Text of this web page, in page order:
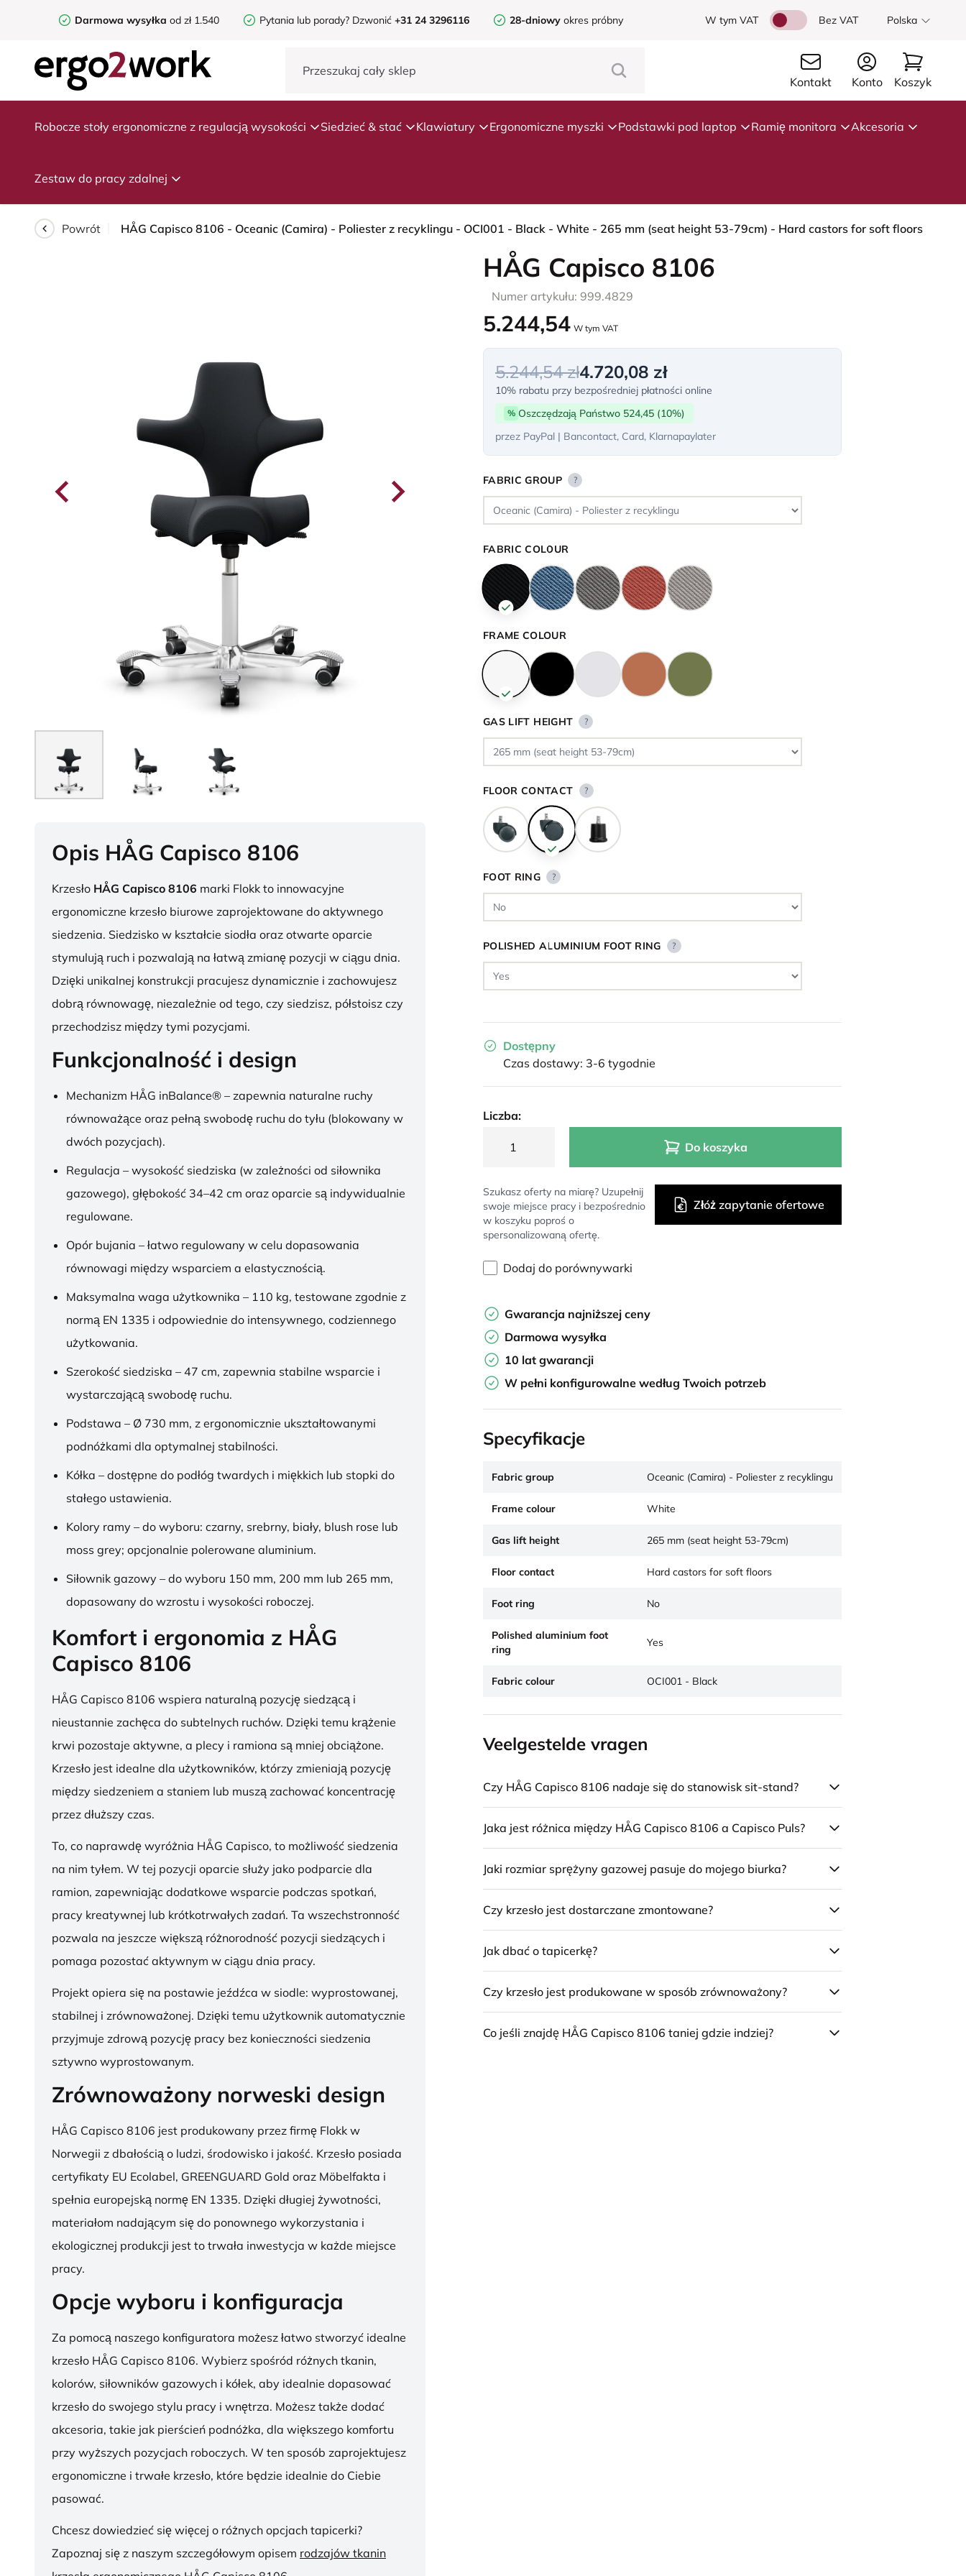
Darmowa wysyłka od zł 1.540 Pytania lub porady? Dzwonić +31 24 3296116 28-dniowy okres próbny W tym VAT Bez VAT Polska
Kontakt Konto Koszyk
Robocze stoły ergonomiczne z regulacją wysokości Siedzieć & stać Klawiatury Ergonomiczne myszki Podstawki pod laptop Ramię monitora Akcesoria
Zestaw do pracy zdalnej
Powrót HÅG Capisco 8106 - Oceanic (Camira) - Poliester z recyklingu - OCI001 - Black - White - 265 mm (seat height 53-79cm) - Hard castors for soft floors
Opis HÅG Capisco 8106
Krzesło HÅG Capisco 8106 marki Flokk to innowacyjne
ergonomiczne krzesło biurowe zaprojektowane do aktywnego
siedzenia. Siedzisko w kształcie siodła oraz otwarte oparcie
stymulują ruch i pozwalają na łatwą zmianę pozycji w ciągu dnia.
Dzięki unikalnej konstrukcji pracujesz dynamicznie i zachowujesz
dobrą równowagę, niezależnie od tego, czy siedzisz, półstoisz czy
przechodzisz między tymi pozycjami.
Funkcjonalność i design
Mechanizm HÅG inBalance® – zapewnia naturalne ruchy
równoważące oraz pełną swobodę ruchu do tyłu (blokowany w
dwóch pozycjach).
Regulacja – wysokość siedziska (w zależności od siłownika
gazowego), głębokość 34–42 cm oraz oparcie są indywidualnie
regulowane.
Opór bujania – łatwo regulowany w celu dopasowania
równowagi między wsparciem a elastycznością.
Maksymalna waga użytkownika – 110 kg, testowane zgodnie z
normą EN 1335 i odpowiednie do intensywnego, codziennego
użytkowania.
Szerokość siedziska – 47 cm, zapewnia stabilne wsparcie i
wystarczającą swobodę ruchu.
Podstawa – Ø 730 mm, z ergonomicznie ukształtowanymi
podnóżkami dla optymalnej stabilności.
Kółka – dostępne do podłóg twardych i miękkich lub stopki do
stałego ustawienia.
Kolory ramy – do wyboru: czarny, srebrny, biały, blush rose lub
moss grey; opcjonalnie polerowane aluminium.
Siłownik gazowy – do wyboru 150 mm, 200 mm lub 265 mm,
dopasowany do wzrostu i wysokości roboczej.
Komfort i ergonomia z HÅG
Capisco 8106
HÅG Capisco 8106 wspiera naturalną pozycję siedzącą i
nieustannie zachęca do subtelnych ruchów. Dzięki temu krążenie
krwi pozostaje aktywne, a plecy i ramiona są mniej obciążone.
Krzesło jest idealne dla użytkowników, którzy zmieniają pozycję
między siedzeniem a staniem lub muszą zachować koncentrację
przez dłuższy czas.
To, co naprawdę wyróżnia HÅG Capisco, to możliwość siedzenia
na nim tyłem. W tej pozycji oparcie służy jako podparcie dla
ramion, zapewniając dodatkowe wsparcie podczas spotkań,
pracy kreatywnej lub krótkotrwałych zadań. Ta wszechstronność
pozwala na jeszcze większą różnorodność pozycji siedzących i
pomaga pozostać aktywnym w ciągu dnia pracy.
Projekt opiera się na postawie jeźdźca w siodle: wyprostowanej,
stabilnej i zrównoważonej. Dzięki temu użytkownik automatycznie
przyjmuje zdrową pozycję pracy bez konieczności siedzenia
sztywno wyprostowanym.
Zrównoważony norweski design
HÅG Capisco 8106 jest produkowany przez firmę Flokk w
Norwegii z dbałością o ludzi, środowisko i jakość. Krzesło posiada
certyfikaty EU Ecolabel, GREENGUARD Gold oraz Möbelfakta i
spełnia europejską normę EN 1335. Dzięki długiej żywotności,
materiałom nadającym się do ponownego wykorzystania i
ekologicznej produkcji jest to trwała inwestycja w każde miejsce
pracy.
Opcje wyboru i konfiguracja
Za pomocą naszego konfiguratora możesz łatwo stworzyć idealne
krzesło HÅG Capisco 8106. Wybierz spośród różnych tkanin,
kolorów, siłowników gazowych i kółek, aby idealnie dopasować
krzesło do swojego stylu pracy i wnętrza. Możesz także dodać
akcesoria, takie jak pierścień podnóżka, dla większego komfortu
przy wyższych pozycjach roboczych. W ten sposób zaprojektujesz
ergonomiczne i trwałe krzesło, które będzie idealnie do Ciebie
pasować.
Chcesz dowiedzieć się więcej o różnych opcjach tapicerki?
Zapoznaj się z naszym szczegółowym opisem rodzajów tkanin
HÅG Capisco 8106
Numer artykułu: 999.4829
5.244,54 W tym VAT
5.244,54 zł4.720,08 zł
10% rabatu przy bezpośredniej płatności online
% Oszczędzają Państwo 524,45 (10%)
przez PayPal | Bancontact, Card, Klarnapaylater
FABRIC GROUP ?
FABRIC COLOUR
FRAME COLOUR
GAS LIFT HEIGHT ?
FLOOR CONTACT ?
FOOT RING ?
POLISHED ALUMINIUM FOOT RING ?
Dostępny
Czas dostawy: 3-6 tygodnie
Liczba:
Do koszyka
Szukasz oferty na miarę? Uzupełnij
swoje miejsce pracy i bezpośrednio
w koszyku poproś o
spersonalizowaną ofertę.
Złóż zapytanie ofertowe
Dodaj do porównywarki
Gwarancja najniższej ceny
Darmowa wysyłka
10 lat gwarancji
W pełni konfigurowalne według Twoich potrzeb
Specyfikacje
Fabric group Oceanic (Camira) - Poliester z recyklingu
Frame colour White
Gas lift height 265 mm (seat height 53-79cm)
Floor contact Hard castors for soft floors
Foot ring No
Polished aluminium foot
ring
Yes
Fabric colour OCI001 - Black
Veelgestelde vragen
Czy HÅG Capisco 8106 nadaje się do stanowisk sit-stand?
Jaka jest różnica między HÅG Capisco 8106 a Capisco Puls?
Jaki rozmiar sprężyny gazowej pasuje do mojego biurka?
Czy krzesło jest dostarczane zmontowane?
Jak dbać o tapicerkę?
Czy krzesło jest produkowane w sposób zrównoważony?
Co jeśli znajdę HÅG Capisco 8106 taniej gdzie indziej?